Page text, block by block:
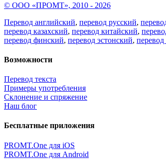
© ООО «ПРОМТ», 2010 - 2026
Перевод английский, перевод русский,
перевод казахский, перевод китайский,
перевод финский, перевод эстонский,
Возможности
Перевод текста
Примеры употребления
Склонение и спряжение
Наш блог
Бесплатные приложения
PROMT.One для iOS
PROMT.One для Android